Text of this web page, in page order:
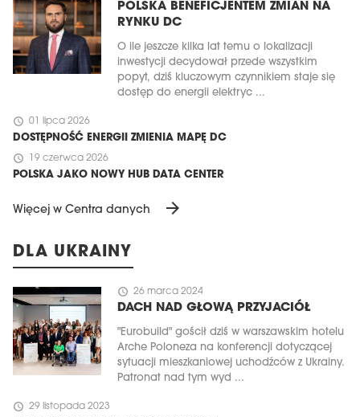
POLSKA BENEFICJENTEM ZMIAN NA
RYNKU DC
O ile jeszcze kilka lat temu o lokalizacji
inwestycji decydował przede wszystkim
popyt, dziś kluczowym czynnikiem staje się
dostęp do energii elektryc ...
schedule 01 lipca 2026
DOSTĘPNOŚĆ ENERGII ZMIENIA MAPĘ DC
schedule 19 czerwca 2026
POLSKA JAKO NOWY HUB DATA CENTER
Więcej w Centra danych arrow_forward
DLA UKRAINY
schedule 26 marca 2024
DACH NAD GŁOWĄ PRZYJACIÓŁ
"Eurobuild" gościł dziś w warszawskim hotelu
Arche Poloneza na konferencji dotyczącej
sytuacji mieszkaniowej uchodźców z Ukrainy.
Patronat nad tym wyd ...
schedule 29 listopada 2023